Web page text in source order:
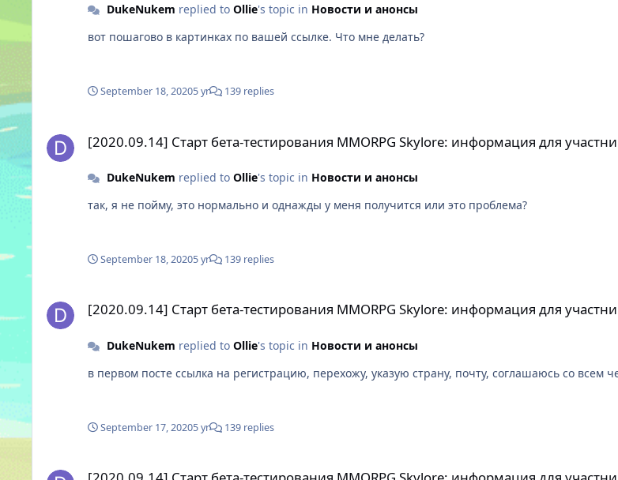
DukeNukem replied to Ollie's topic in Новости и анонсы
вот пошагово в картинках по вашей ссылке. Что мне делать?
September 18, 20205 yr 139 replies
[2020.09.14] Старт бета-тестирования MMORPG Skylore: информация для
DukeNukem replied to Ollie's topic in Новости и анонсы
так, я не пойму, это нормально и однажды у меня получится или это проблема?
September 18, 20205 yr 139 replies
[2020.09.14] Старт бета-тестирования MMORPG Skylore: информация для
DukeNukem replied to Ollie's topic in Новости и анонсы
в первом посте ссылка на регистрацию, перехожу, указую страну, почту, соглашаюсь со всем
September 17, 20205 yr 139 replies